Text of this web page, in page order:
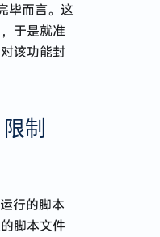
毕而言。这
于是就准
该功能封
制
行的脚本
脚本文件